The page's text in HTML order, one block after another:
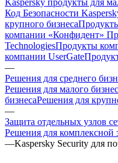
Код Безопасности
крупного бизнеса
компании «Конфидент»
TechnologiesПродукты
компании UserGate
—
Решения для среднего
Решения для малого
бизнесаРешения для
—
Защита отдельных узлов
Решения для комплексной
—Kaspersky Security для